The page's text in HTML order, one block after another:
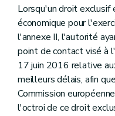
Lorsqu'un droit exclusif
économique pour
l'annexe II, l'autorité
point de contact visé à
17 juin 2016 relative
meilleurs délais, afin
Commission
l'octroi de ce droit